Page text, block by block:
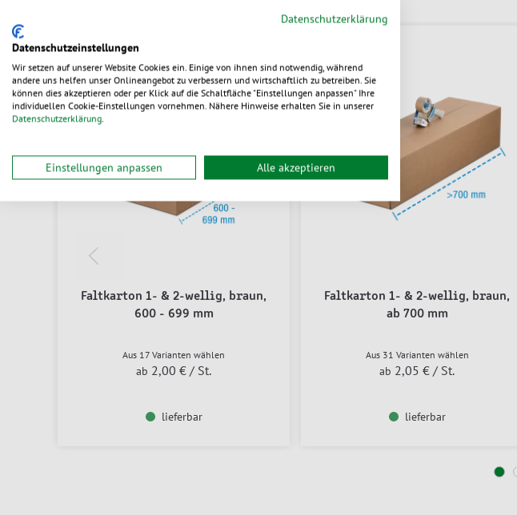
Faltkarton 1- & 2-wellig, braun,
600 - 699 mm
Aus 17 Varianten wählen
ab 2,00 € / St.
lieferbar
Faltkarton 1- & 2-wellig, braun,
ab 700 mm
Aus 31 Varianten wählen
ab 2,05 € / St.
lieferbar
Datenschutzerklärung
Datenschutzeinstellungen
Wir setzen auf unserer Website Cookies ein. Einige von ihnen sind notwendig, während
andere uns helfen unser Onlineangebot zu verbessern und wirtschaftlich zu betreiben. Sie
können dies akzeptieren oder per Klick auf die Schaltfläche "Einstellungen anpassen" Ihre
individuellen Cookie-Einstellungen vornehmen. Nähere Hinweise erhalten Sie in unserer
Datenschutzerklärung.
Einstellungen anpassen Alle akzeptieren